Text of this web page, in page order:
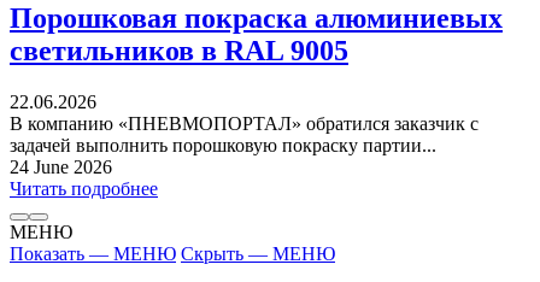
Порошковая покраска алюминиевых
светильников в RAL 9005
22.06.2026
В компанию «ПНЕВМОПОРТАЛ» обратился заказчик с
задачей выполнить порошковую покраску партии...
24 June 2026
Читать подробнее
МЕНЮ
Показать — МЕНЮ Скрыть — МЕНЮ